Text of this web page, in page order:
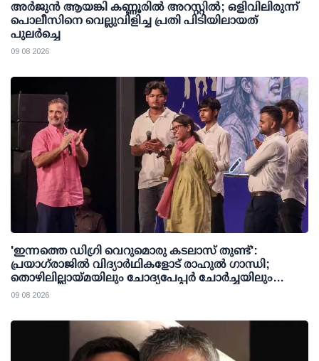
അര്‍ജുന്‍ ആയങ്കി കണ്ണൂരില്‍ അറസ്റ്റില്‍; ഒളിവിലിരുന്ന്
പൊലീസിനെ വെല്ലുവിളിച്ച പ്രതി പിടിയിലായത്
പുലര്‍ച്ചെ
09 08 2026
'ഇന്നത്തെ ഡിഗ്രി വെറുമൊരു കടലാസ് തുണ്ട്':
പ്രയാഗ്‌രാജില്‍ വിദ്യാര്‍ഥികളോട് രാഹുല്‍ ഗാന്ധി;
തൊഴിലില്ലായ്മയിലും ചോദ്യപേപ്പര്‍ ചോര്‍ച്ചയിലും
കേന്ദ്രത്തിനെതിരേ രൂക്ഷവിമര്‍ശനം
09 08 2026